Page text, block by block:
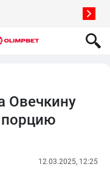
Овечкину
порцию
12.03.2025, 12:25